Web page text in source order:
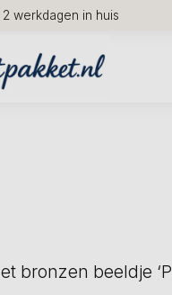
werkdagen in huis
bronzen beeldje